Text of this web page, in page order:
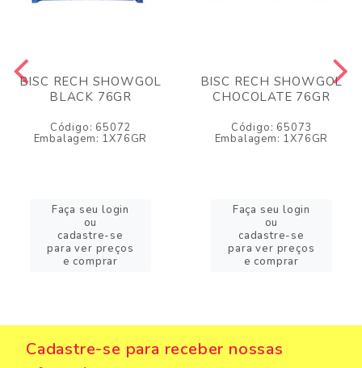
BISC RECH SHOWGOL
BLACK 76GR
Código: 65072
Embalagem: 1X76GR
Faça seu login
ou
cadastre-se
para ver preços
e comprar
BISC RECH SHOWGOL
CHOCOLATE 76GR
Código: 65073
Embalagem: 1X76GR
Faça seu login
ou
cadastre-se
para ver preços
e comprar
Cadastre-se para receber nossas